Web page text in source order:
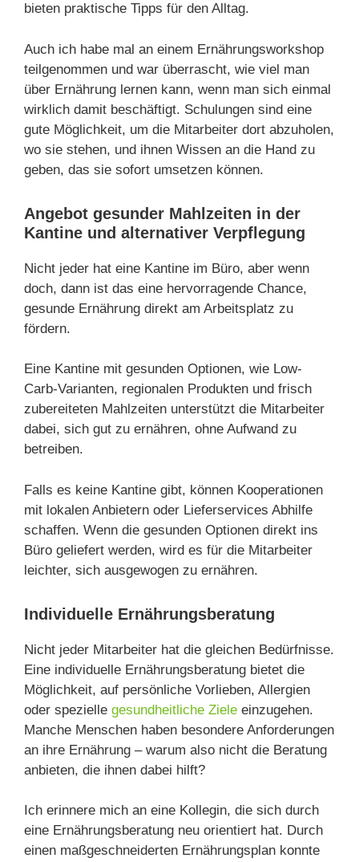
bieten praktische Tipps für den Alltag.
Auch ich habe mal an einem Ernährungsworkshop
teilgenommen und war überrascht, wie viel man
über Ernährung lernen kann, wenn man sich einmal
wirklich damit beschäftigt. Schulungen sind eine
gute Möglichkeit, um die Mitarbeiter dort abzuholen,
wo sie stehen, und ihnen Wissen an die Hand zu
geben, das sie sofort umsetzen können.
Angebot gesunder Mahlzeiten in der
Kantine und alternativer Verpflegung
Nicht jeder hat eine Kantine im Büro, aber wenn
doch, dann ist das eine hervorragende Chance,
gesunde Ernährung direkt am Arbeitsplatz zu
fördern.
Eine Kantine mit gesunden Optionen, wie Low-
Carb-Varianten, regionalen Produkten und frisch
zubereiteten Mahlzeiten unterstützt die Mitarbeiter
dabei, sich gut zu ernähren, ohne Aufwand zu
betreiben.
Falls es keine Kantine gibt, können Kooperationen
mit lokalen Anbietern oder Lieferservices Abhilfe
schaffen. Wenn die gesunden Optionen direkt ins
Büro geliefert werden, wird es für die Mitarbeiter
leichter, sich ausgewogen zu ernähren.
Individuelle Ernährungsberatung
Nicht jeder Mitarbeiter hat die gleichen Bedürfnisse.
Eine individuelle Ernährungsberatung bietet die
Möglichkeit, auf persönliche Vorlieben, Allergien
oder spezielle gesundheitliche Ziele einzugehen.
Manche Menschen haben besondere Anforderungen
an ihre Ernährung – warum also nicht die Beratung
anbieten, die ihnen dabei hilft?
Ich erinnere mich an eine Kollegin, die sich durch
eine Ernährungsberatung neu orientiert hat. Durch
einen maßgeschneiderten Ernährungsplan konnte